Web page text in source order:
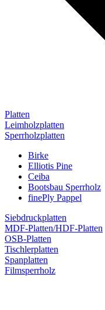
Platten
Leimholzplatten
Sperrholzplatten
Birke
Elliotis Pine
Ceiba
Bootsbau Sperrholz
finePly Pappel
Siebdruckplatten
MDF-Platten/HDF-Platten
OSB-Platten
Tischlerplatten
Spanplatten
Filmsperrholz